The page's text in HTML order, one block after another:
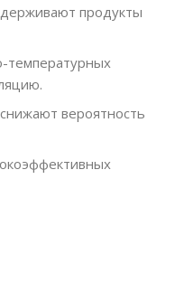
продукты
температурных
вероятность